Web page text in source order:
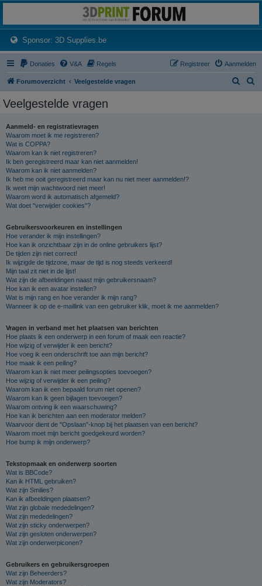
Het 3D print forum van de Benelux na de sluiting van 3dprintforum.nl
Sponsor: 3D Supplies.be(Opens a new tab)
Donaties V&A Regels Aanmelden
Registreer
Forumoverzicht Veelgestelde vragen
Veelgestelde vragen
Aanmeld- en registratievragen
Waarom moet ik me registreren?
Wat is COPPA?
Waarom kan ik niet registreren?
Ik ben geregistreerd maar kan niet aanmelden!
Waarom kan ik niet aanmelden?
Ik heb me ooit geregistreerd maar kan nu niet meer aanmelden!?
Ik weet mijn wachtwoord niet meer!
Waarom word ik automatisch afgemeld?
Wat doet "verwijder cookies"?
Gebruikersvoorkeuren en instellingen
Hoe verander ik mijn instellingen?
Hoe kan ik onzichtbaar zijn in de online gebruikers lijst?
De tijden zijn niet correct!
Ik wijzigde de tijdzone, maar de tijd is nog steeds verkeerd!
Mijn taal zit niet in de lijst!
Wat zijn de afbeeldingen naast mijn gebruikersnaam?
Hoe kan ik een avatar instellen?
Wat is mijn rang en hoe verander ik mijn rang?
Wanneer ik op de e-maillink van een gebruiker klik, moet ik me aanmelden?
Vragen in verband met het plaatsen van berichten
Hoe plaats ik een onderwerp in een forum of maak een reactie?
Hoe wijzig of verwijder ik een bericht?
Hoe voeg ik een onderschrift toe aan mijn bericht?
Hoe maak ik een peiling?
Waarom kan ik niet meer peilingsopties toevoegen?
Hoe wijzig of verwijder ik een peiling?
Waarom kan ik een bepaald forum niet openen?
Waarom kan ik geen bijlagen toevoegen?
Waarom ontving ik een waarschuwing?
Hoe kan ik berichten aan een moderator melden?
Waarvoor dient de "Opslaan"-knop bij het plaatsen van een bericht?
Waarom moet mijn bericht goedgekeurd worden?
Hoe bump ik mijn onderwerp?
Tekstopmaak en onderwerp soorten
Wat is BBCode?
Kan ik HTML gebruiken?
Wat zijn Smilies?
Kan ik afbeeldingen plaatsen?
Wat zijn globale mededelingen?
Wat zijn mededelingen?
Wat zijn sticky onderwerpen?
Wat zijn gesloten onderwerpen?
Wat zijn onderwerpiconen?
Gebruikers en gebruikersgroepen
Wat zijn Beheerders?
Wat zijn Moderators?